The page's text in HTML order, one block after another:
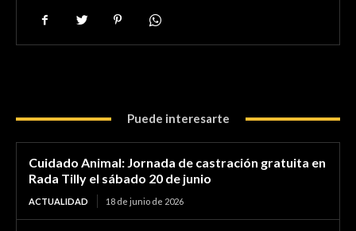
Puede interesarte
Cuidado Animal: Jornada de castración gratuita en
Rada Tilly el sábado 20 de junio
ACTUALIDAD 18 de junio de 2026